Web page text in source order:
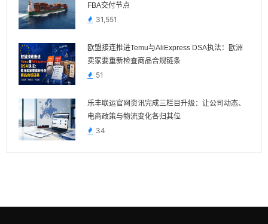
FBA交付节点
31,551
欧盟接连推进Temu与AliExpress DSA执法：欧洲
卖家要重新检查商品合规链条
51
乐丰联运官网资讯完成三栏目升级：让公司动态、
电商政策与物流变化各归其位
34